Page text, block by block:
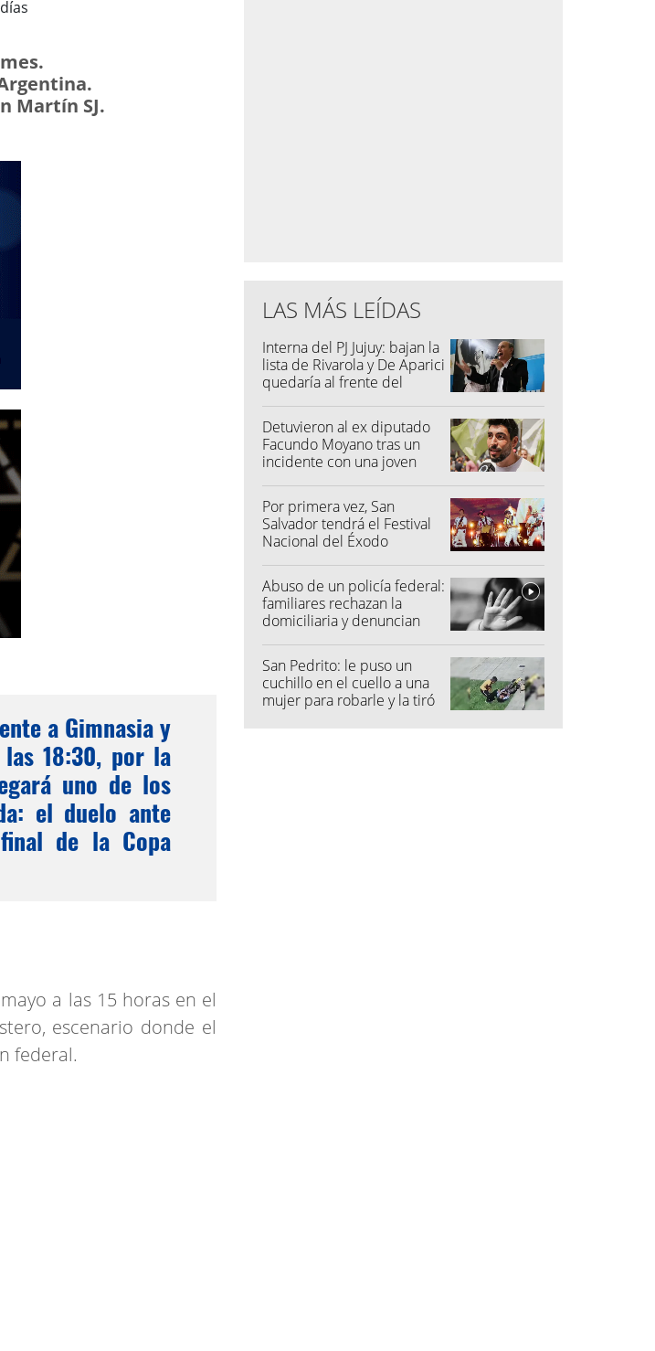
Martín SJ.
a Gimnasia y
18:30, por la
uno de los
el duelo ante
de la Copa
a las 15 horas en el
escenario donde el
federal.
LAS MÁS LEÍDAS
Interna del PJ Jujuy: bajan la
lista de Rivarola y De Aparici
quedaría al frente del
Detuvieron al ex diputado
Facundo Moyano tras un
incidente con una joven
Por primera vez, San
Salvador tendrá el Festival
Nacional del Éxodo
Abuso de un policía federal:
familiares rechazan la
domiciliaria y denuncian
San Pedrito: le puso un
cuchillo en el cuello a una
mujer para robarle y la tiró